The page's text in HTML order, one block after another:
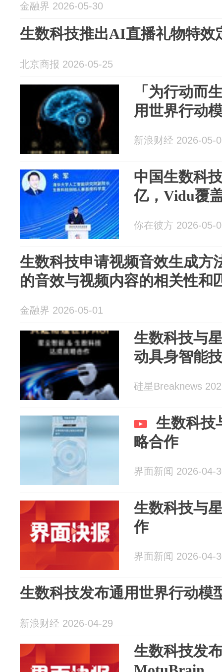
金融界 2026-05-30
生数科技推出AI直播礼物特效
北京商报 2026-05-25
「为行动而
用世界行动
新浪财经 2026-05-
中国生数科
亿，Vidu覆
你在彼方 2026-05-
生数科技申请视频音效生成方
的音效与视频内容的相关性和
金融界 2026-05-01
生数科技与
动具身智能
硅星Breaknews
生数科技
略合作
界面新闻 2026-04-
生数科技与
作
界面新闻 2026-04-
生数科技发布通用世界行动模
新浪财经 2026-04-29
生数科技发